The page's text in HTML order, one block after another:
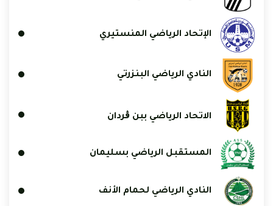
الإتحاد الرياضي المنستيري
النادي الرياضي البنزرتي
الاتحاد الرياضي ببن ڨردان
المستقبل الرياضي بسليمان
النادي الرياضي لحمام الأنف